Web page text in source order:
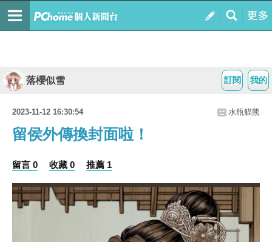
我的
訂閱
落櫻似雪
2023-11-12 16:30:54 水瓶貓熊
留侯外傳換封面啦！
留言 0 收藏 0 推薦 1